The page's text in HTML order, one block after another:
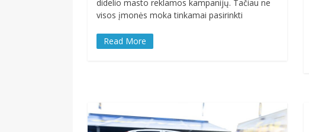
didelio masto reklamos kampanijų. Tačiau ne
visos įmonės moka tinkamai pasirinkti
Read More